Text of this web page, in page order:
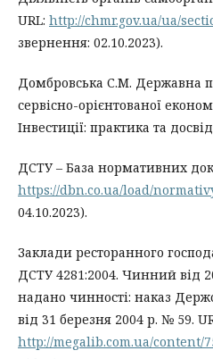
URL: http://chmr.gov.ua/ua/
звернення: 02.10.2023).
Домбровська С.М. Державна
сервісно-орієнтованої
Інвестиції: практика та
ДСТУ – База нормативних
https://dbn.co.ua/load/
04.10.2023).
Заклади ресторанного
ДСТУ 4281:2004. Чинний від
надано чинності: наказ
від 31 березня 2004 р. № 59.
http://megalib.com.ua/content/